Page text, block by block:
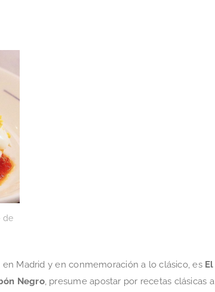
de
en Madrid y en conmemoración a lo clásico, es El
Negro, presume apostar por recetas clásicas a